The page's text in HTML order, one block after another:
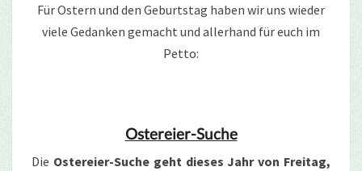
Für Ostern und den Geburtstag haben wir uns wieder
viele Gedanken gemacht und allerhand für euch im
Petto:
Ostereier-Suche
Die Ostereier-Suche geht dieses Jahr von Freitag,